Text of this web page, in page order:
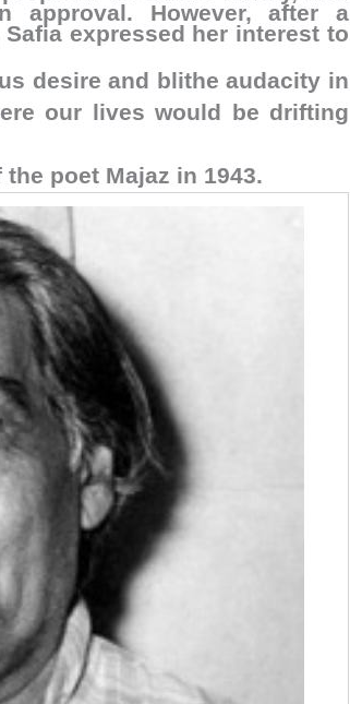
However, after a
expressed her interest to
desire and blithe audacity in
our lives would be drifting
poet Majaz in 1943.